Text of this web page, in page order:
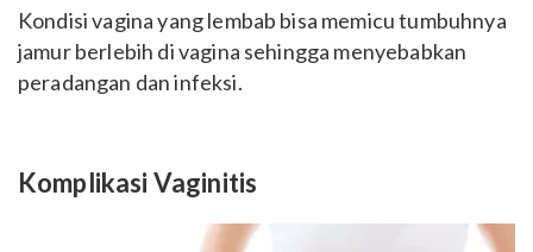
Kondisi vagina yang lembab bisa memicu tumbuhnya
jamur berlebih di vagina sehingga menyebabkan
peradangan dan infeksi.
Komplikasi Vaginitis